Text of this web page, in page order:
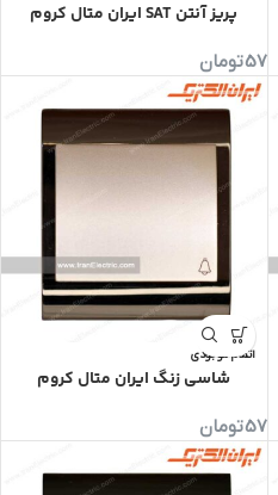
پریز آنتن SAT ایران متال کروم
57تومان
اتمام موجودی
شاسی زنگ ایران متال کروم
57تومان